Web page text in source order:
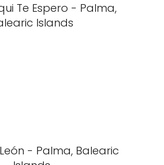
Te Espero - Palma,
Islands
- Palma, Balearic